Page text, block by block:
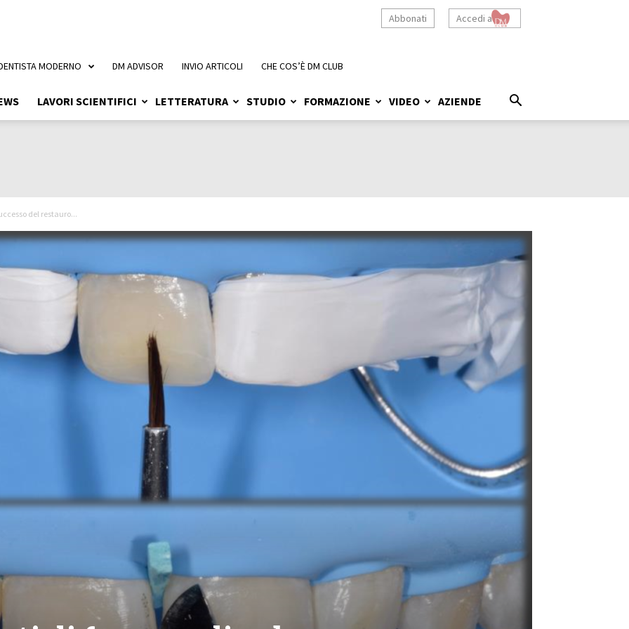
Accedi a
Abbonati
LAVORI SCIENTIFICI LETTERATURA STUDIO FORMAZIONE VIDEO AZIENDE
MODERNO DM ADVISOR INVIO ARTICOLI CHE COS’È DM CLUB
del restauro...